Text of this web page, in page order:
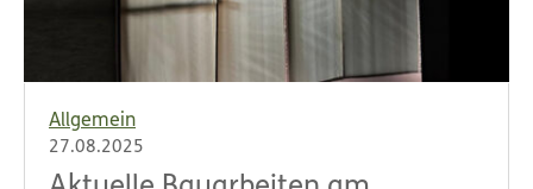
Allgemein
27.08.2025